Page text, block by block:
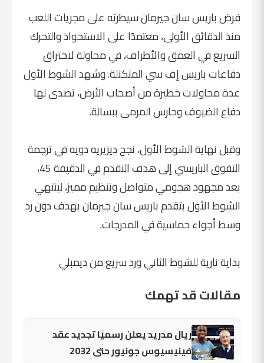
فرض باريس سان جيرمان سيطرته على مجريات اللعب
منذ الدقائق الأولى، معتمدًا على الاستحواذ والتحرك
السريع في العمق والأطراف، في محاولة لاختراق
دفاعات باريس إف سي المتكتلة. وشهد الشوط الأول
عدة محاولات خطيرة من أصحاب الأرض، تصدى لها
دفاع الضيوف وحارس المرمى ببسالة.
وقبل نهاية الشوط الأول، نجح ديزيريه دويه في ترجمة
التفوق الباريسي إلى هدف التقدم في الدقيقة 45،
بعد مجهود هجومي متواصل وتنظيم مميز، لينتهي
الشوط الأول بتقدم باريس سان جيرمان بهدف دون رد
وسط أجواء حماسية في المدرجات.
بداية نارية للشوط الثاني ورد سريع من ديمبلي
مقالات قد تهمك
ريال مدريد يعلن رسميًا تجديد عقد
فينيسيوس جونيور حتى 2032